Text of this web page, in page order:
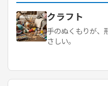
クラフト
手のぬくもりが、
さしい。